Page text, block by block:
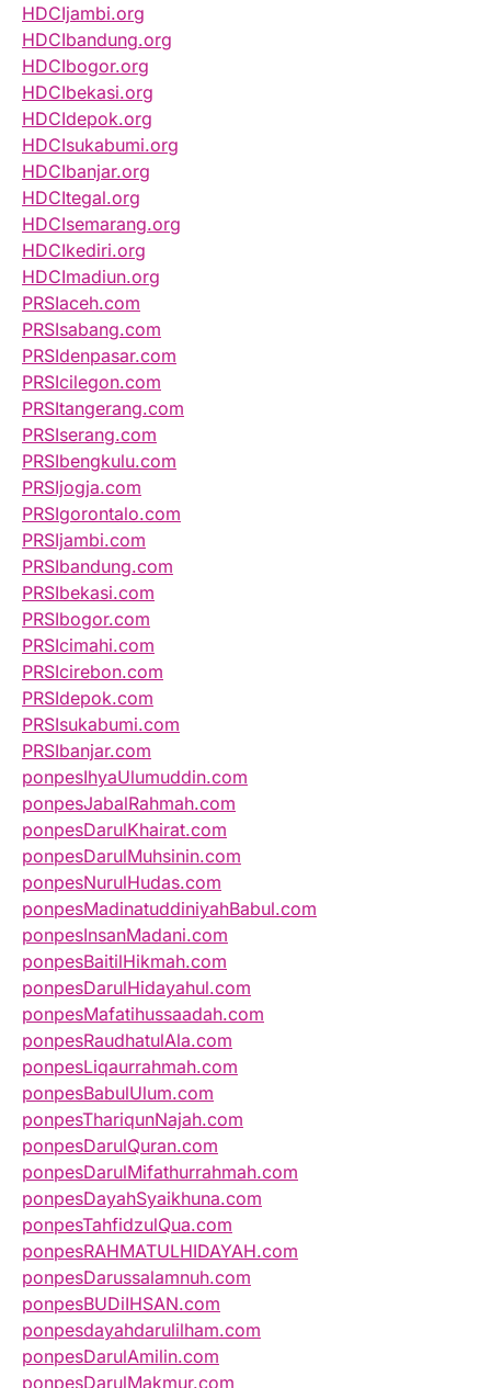
HDCIjambi.org
HDCIbandung.org
HDCIbogor.org
HDCIbekasi.org
HDCIdepok.org
HDCIsukabumi.org
HDCIbanjar.org
HDCItegal.org
HDCIsemarang.org
HDCIkediri.org
HDCImadiun.org
PRSIaceh.com
PRSIsabang.com
PRSIdenpasar.com
PRSIcilegon.com
PRSItangerang.com
PRSIserang.com
PRSIbengkulu.com
PRSIjogja.com
PRSIgorontalo.com
PRSIjambi.com
PRSIbandung.com
PRSIbekasi.com
PRSIbogor.com
PRSIcimahi.com
PRSIcirebon.com
PRSIdepok.com
PRSIsukabumi.com
PRSIbanjar.com
ponpesIhyaUlumuddin.com
ponpesJabalRahmah.com
ponpesDarulKhairat.com
ponpesDarulMuhsinin.com
ponpesNurulHudas.com
ponpesMadinatuddiniyahBabul.com
ponpesInsanMadani.com
ponpesBaitilHikmah.com
ponpesDarulHidayahul.com
ponpesMafatihussaadah.com
ponpesRaudhatulAla.com
ponpesLiqaurrahmah.com
ponpesBabulUlum.com
ponpesThariqunNajah.com
ponpesDarulQuran.com
ponpesDarulMifathurrahmah.com
ponpesDayahSyaikhuna.com
ponpesTahfidzulQua.com
ponpesRAHMATULHIDAYAH.com
ponpesDarussalamnuh.com
ponpesBUDiIHSAN.com
ponpesdayahdarulilham.com
ponpesDarulAmilin.com
ponpesDarulMakmur.com